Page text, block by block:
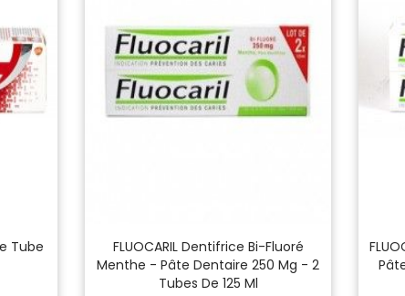
Tube
FLUOCARIL Dentifrice Bi-Fluoré
Menthe - Pâte Dentaire 250 Mg - 2
Tubes De 125 Ml